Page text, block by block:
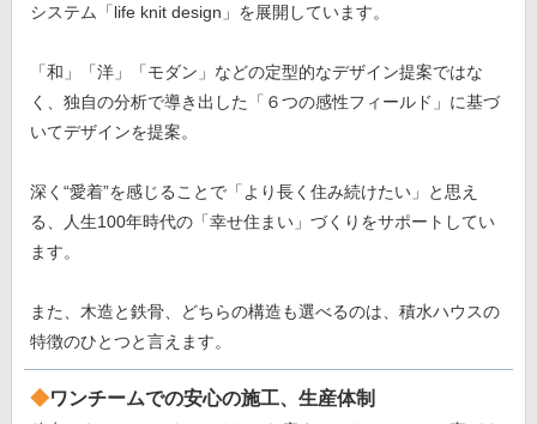
システム「life knit design」を展開しています。
「和」「洋」「モダン」などの定型的なデザイン提案ではな
く、独自の分析で導き出した「６つの感性フィールド」に基づ
いてデザインを提案。
深く“愛着”を感じることで「より長く住み続けたい」と思え
る、人生100年時代の「幸せ住まい」づくりをサポートしてい
ます。
また、木造と鉄骨、どちらの構造も選べるのは、積水ハウスの
特徴のひとつと言えます。
ワンチームでの安心の施工、生産体制